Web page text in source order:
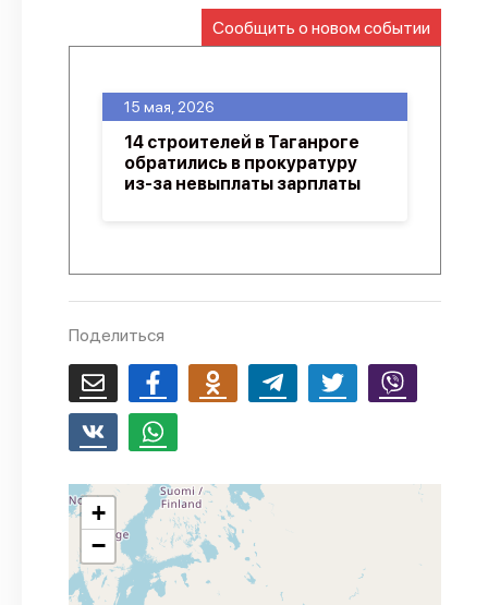
API
О проекте
Сообщить о новом событии
15 мая, 2026
14 строителей в Таганроге
обратились в прокуратуру
из-за невыплаты зарплаты
Поделиться
+
−